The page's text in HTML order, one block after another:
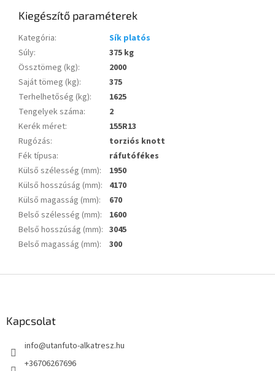
Kiegészítő paraméterek
Kategória:
Sík platós
Súly:
375 kg
Össztömeg (kg):
2000
Saját tömeg (kg):
375
Terhelhetőség (kg):
1625
Tengelyek száma:
2
Kerék méret:
155R13
Rugózás:
torziós knott
Fék típusa:
ráfutófékes
Külső szélesség (mm):
1950
Külső hosszúság (mm):
4170
Külső magasság (mm):
670
Belső szélesség (mm):
1600
Belső hosszúság (mm): 3045
Belső magasság (mm): 300
Kapcsolat
info@utanfuto-alkatresz.hu
+36706267696